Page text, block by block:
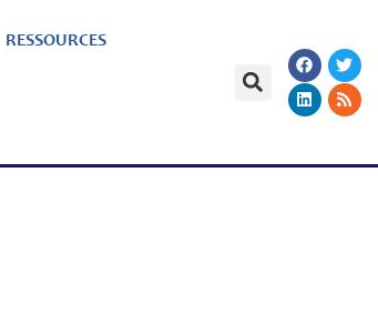
RESSOURCES